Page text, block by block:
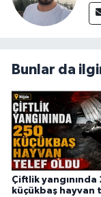
Bunlar da
Çiftlik yangınında
küçükbaş hayvan